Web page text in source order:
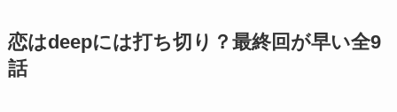
恋はdeepには打ち切り？最終回が早い全9
話